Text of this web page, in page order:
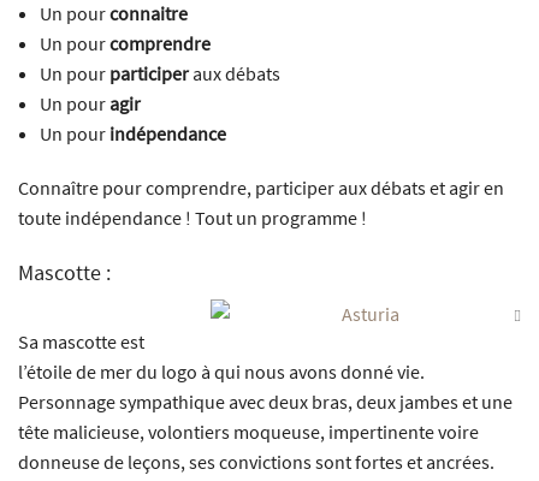
Un pourconnaitre
Un pourcomprendre
Un pour participeraux débats
Un pour agir
Un pour indépendance
Connaître pour comprendre, participer aux débats et agir en
toute indépendance ! Tout un programme !
Mascotte :
Sa mascotte est
l’étoile de mer du logo à qui nous avons donné vie.
Personnage sympathique avec deux bras, deux jambes et une
tête malicieuse, volontiers moqueuse, impertinente voire
donneuse de leçons, ses convictions sont fortes et ancrées.